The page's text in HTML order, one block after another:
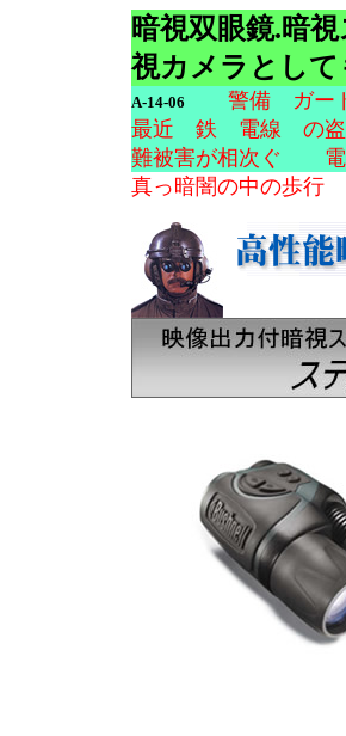
暗視双眼鏡.暗
視カメラとし
A-14-06
警備 ガー
最近 鉄 電線 の盗
難被害が相次ぐ 電
真っ暗闇の中の歩行